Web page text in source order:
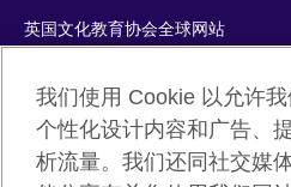
英国文化教育协会全球网站
Cookie
网站地图
ICP number: 京ICP备10044692号-
我们使用 Cookie 以允许我
个性化设计内容和广告、
析流量。我们还同社交媒